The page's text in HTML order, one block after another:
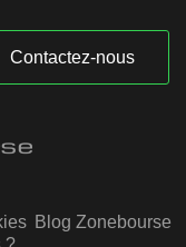
Contactez-nous
Blog Zonebourse